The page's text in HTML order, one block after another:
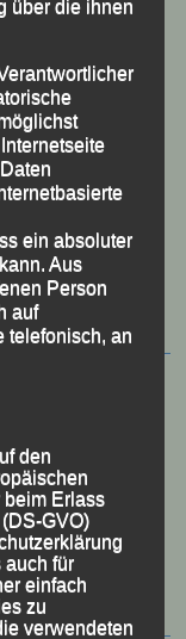
über die ihnen
ein absoluter
Aus
Person
auf
telefonisch, an
den
Erlass
GVO)
auch für
einfach
zu
verwendeten